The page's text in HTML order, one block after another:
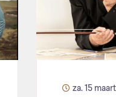
za. 15